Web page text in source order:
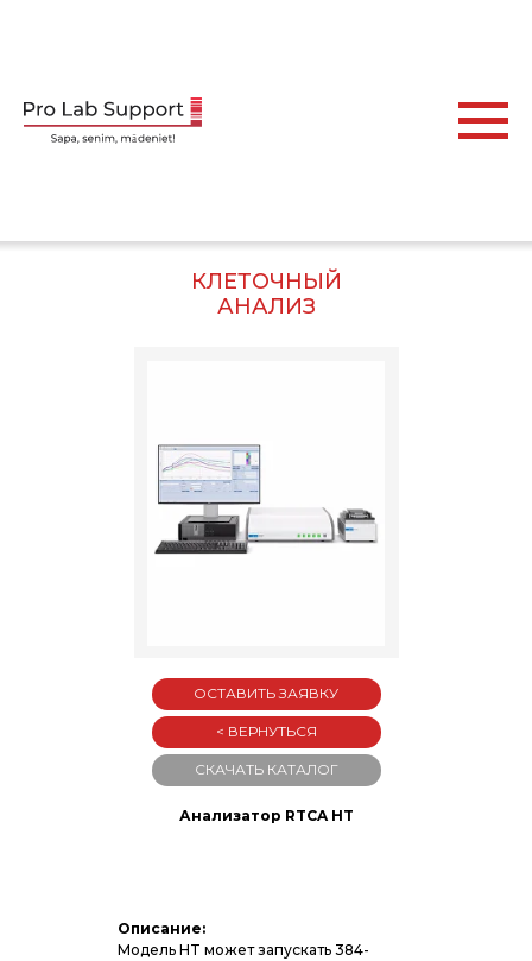
КЛЕТОЧНЫЙ
АНАЛИЗ
Описание:
Модель HT может запускать 384-
Анализатор RTCA HT
ОСТАВИТЬ ЗАЯВКУ
< ВЕРНУТЬСЯ
СКАЧАТЬ КАТАЛОГ